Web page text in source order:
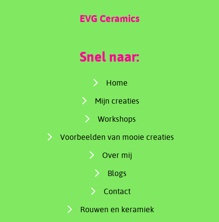
EVG Ceramics
Snel naar:
Home
Mijn creaties
Workshops
Voorbeelden van mooie creaties
Over mij
Blogs
Contact
Rouwen en keramiek